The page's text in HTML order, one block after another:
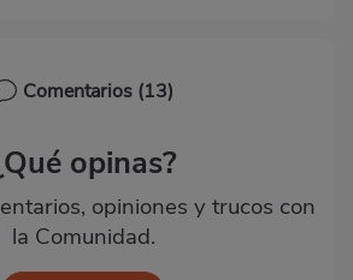
Comentarios (13)
opinas?
opiniones y trucos con
la Comunidad.